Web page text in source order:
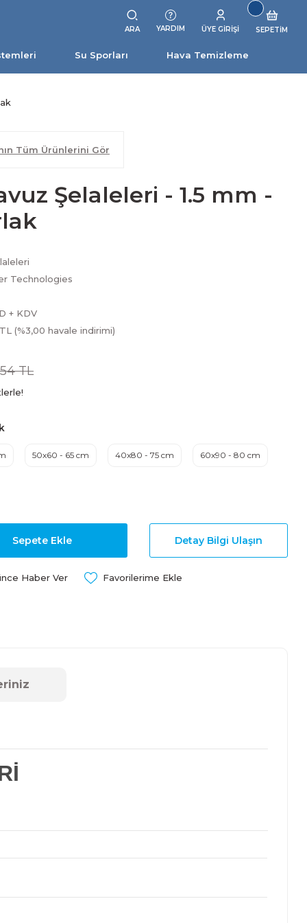
ARA YARDIM ÜYE GİRİŞİ SEPETİM
Su Sporları Hava Temizleme
Tüm Ürünlerini Gör
Şelaleleri - 1.5 mm -
Technologies
+ KDV
(%3,00 havale indirimi)
TL
50x60 - 65 cm 40x80 - 75 cm 60x90 - 80 cm
Sepete Ekle Detay Bilgi Ulaşın
Haber Ver